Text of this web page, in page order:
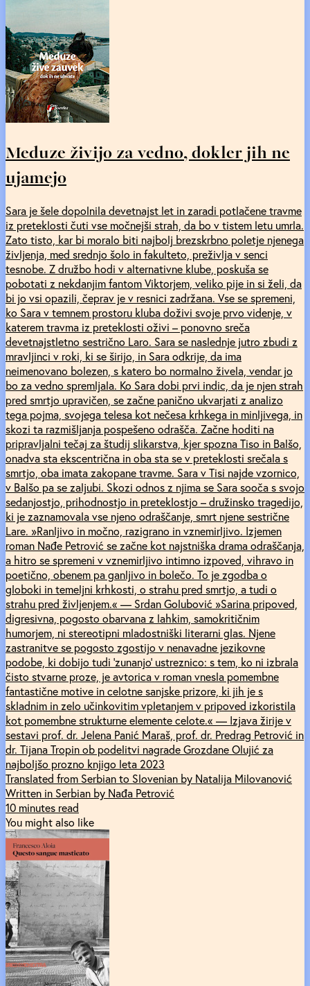
Meduze živijo za vedno, dokler jih ne
ujamejo
Sara je šele dopolnila devetnajst let in zaradi potlačene travme
iz preteklosti čuti vse močnejši strah, da bo v tistem letu umrla.
Zato tisto, kar bi moralo biti najbolj brezskrbno poletje njenega
življenja, med srednjo šolo in fakulteto, preživlja v senci
tesnobe. Z družbo hodi v alternativne klube, poskuša se
pobotati z nekdanjim fantom Viktorjem, veliko pije in si želi, da
bi jo vsi opazili, čeprav je v resnici zadržana. Vse se spremeni,
ko Sara v temnem prostoru kluba doživi svoje prvo videnje, v
katerem travma iz preteklosti oživi – ponovno sreča
devetnajstletno sestrično Laro. Sara se naslednje jutro zbudi z
mravljinci v roki, ki se širijo, in Sara odkrije, da ima
neimenovano bolezen, s katero bo normalno živela, vendar jo
bo za vedno spremljala. Ko Sara dobi prvi indic, da je njen strah
pred smrtjo upravičen, se začne panično ukvarjati z analizo
tega pojma, svojega telesa kot nečesa krhkega in minljivega, in
skozi ta razmišljanja pospešeno odrašča. Začne hoditi na
pripravljalni tečaj za študij slikarstva, kjer spozna Tiso in Balšo,
onadva sta ekscentrična in oba sta se v preteklosti srečala s
smrtjo, oba imata zakopane travme. Sara v Tisi najde vzornico,
v Balšo pa se zaljubi. Skozi odnos z njima se Sara sooča s svojo
sedanjostjo, prihodnostjo in preteklostjo – družinsko tragedijo,
ki je zaznamovala vse njeno odraščanje, smrt njene sestrične
Lare. »Ranljivo in močno, razigrano in vznemirljivo. Izjemen
roman Nađe Petrović se začne kot najstniška drama odraščanja,
a hitro se spremeni v vznemirljivo intimno izpoved, vihravo in
poetično, obenem pa ganljivo in bolečo. To je zgodba o
globoki in temeljni krhkosti, o strahu pred smrtjo, a tudi o
strahu pred življenjem.« — Srdan Golubović »Sarina pripoved,
digresivna, pogosto obarvana z lahkim, samokritičnim
humorjem, ni stereotipni mladostniški literarni glas. Njene
zastranitve se pogosto zgostijo v nenavadne jezikovne
podobe, ki dobijo tudi 'zunanjo' ustreznico: s tem, ko ni izbrala
čisto stvarne proze, je avtorica v roman vnesla pomembne
fantastične motive in celotne sanjske prizore, ki jih je s
skladnim in zelo učinkovitim vpletanjem v pripoved izkoristila
kot pomembne strukturne elemente celote.« — Izjava žirije v
sestavi prof. dr. Jelena Panić Maraš, prof. dr. Predrag Petrović in
dr. Tijana Tropin ob podelitvi nagrade Grozdane Olujić za
najboljšo prozno knjigo leta 2023
Translated from Serbian to Slovenian by Natalija Milovanović
Written in Serbian by Nađa Petrović
10 minutes read
You might also like